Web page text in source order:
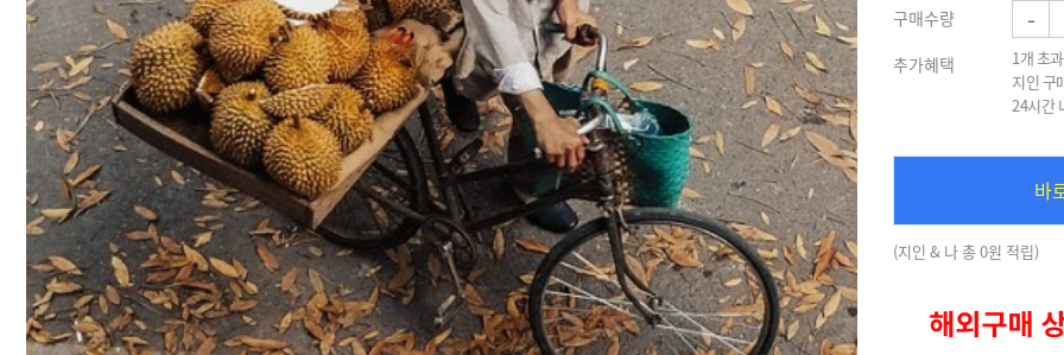
구매수량 -
추가혜택
1개 초
지인 구
24시간
바
(지인 & 나 총 0원 적립)